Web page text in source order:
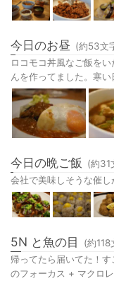
今日のお昼 (約53文
ロコモコ丼風なご飯を
んを作ってました。寒
今日の晩ご飯 (約31
会社で美味しそうな催し
5N と魚の目 (約118
帰ってたら届いてた！
のフォーカス + マクロ